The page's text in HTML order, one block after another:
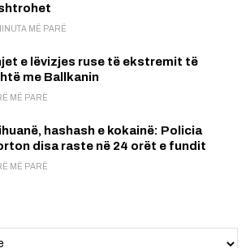
MË PARË
e lëvizjes ruse të ekstremit të
me Ballkanin
MË PARË
hashash e kokainë: Policia
disa raste në 24 orët e fundit
MË PARË